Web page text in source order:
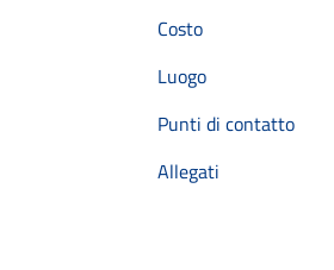
Costo
Luogo
Punti di contatto
Allegati